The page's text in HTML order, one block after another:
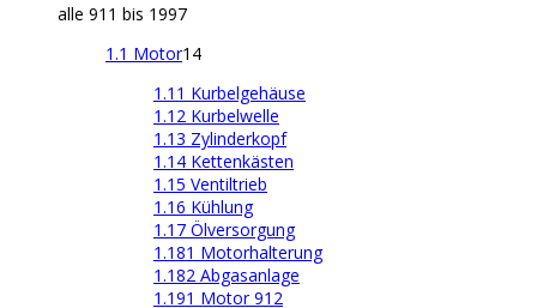
alle 911 bis 1997
1.1 Motor14
1.11 Kurbelgehäuse
1.12 Kurbelwelle
1.13 Zylinderkopf
1.14 Kettenkästen
1.15 Ventiltrieb
1.16 Kühlung
1.17 Ölversorgung
1.181 Motorhalterung
1.182 Abgasanlage
1.191 Motor 912